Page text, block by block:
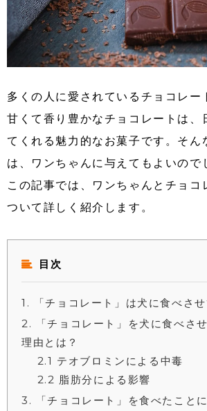
多くの人に愛されているチョコレー
甘くて香り豊かなチョコレートは、
てくれる魅力的なお菓子です。そん
は、ワンちゃんに与えてもよいので
この記事では、ワンちゃんとチョコ
ついて詳しく紹介します。
目次
1
「チョコレート」は犬に食べさ
2
「チョコレート」を犬に食べさ
理由とは？
2.1 テオブロミンによる中毒
2.2 脂肪分による影響
3
「チョコレート」を食べたこと